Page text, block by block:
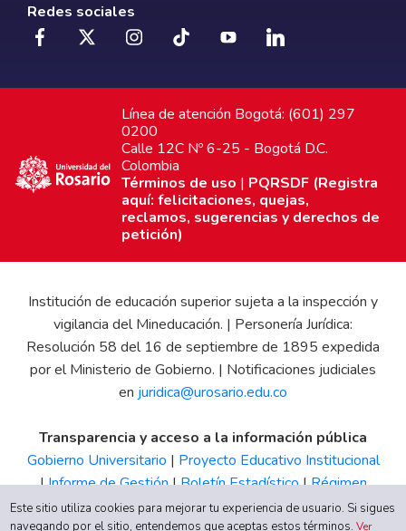
Redes sociales
Línea de atención Bogotá: (601) 297
0200
Calle 12C Nº 6-25 - Bogotá D.C.
Colombia
Términos de uso | PQRSDF (Registra
aquí: felicitaciones, quejas,
reclamos, sugerencias y derechos de
petición)
Institución de educación superior sujeta a la inspección y
vigilancia del Mineducación. | Personería Jurídica:
Resolución 58 del 16 de septiembre de 1895 expedida
por el Ministerio de Gobierno. | Notificaciones judiciales
en juridica@urosario.edu.co
Transparencia y acceso a la información pública
Gobierno Universitario | Proyecto Educativo Institucional
|Informe de Gestión|Boletín Estadístico|Régimen
Tributario|Estados Financieros |Código de Ética| Canal
Este sitio utiliza cookies para mejorar tu experiencia de usuario. Si sigues
navegando por el sitio, entendemos que aceptas estos términos.Ver